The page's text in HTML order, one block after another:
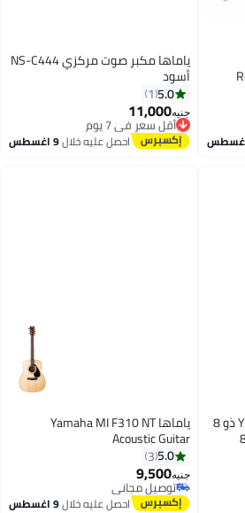
ياماها مكبر صوت مركزي NS-C444
أسود
5.0
1
جنيه11,000
أقل سعر في 7 يوم
توصيل مجاني
أقل سعر في 7 يوماحصل عليه خلال9 اغسطس
ياماها فلوت سوبرانو YRS-23 ذو 8
ريكوردر 8
مع
ياماها Yamaha MI F310 NT
Acoustic Guitar
5.0
3
جنيه9,500
توصيل مجاني
توصيل مجانياحصل عليه خلال9 اغسطس